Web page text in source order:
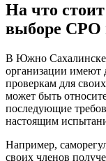
На что
выборе СРО
В Южно Сахалинске
организации имеют
проверкам для
может быть
последующие
настоящим
Например,
своих членов